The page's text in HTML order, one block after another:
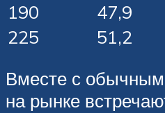
190 47,9
225
51,2
Вместе с
на рынке